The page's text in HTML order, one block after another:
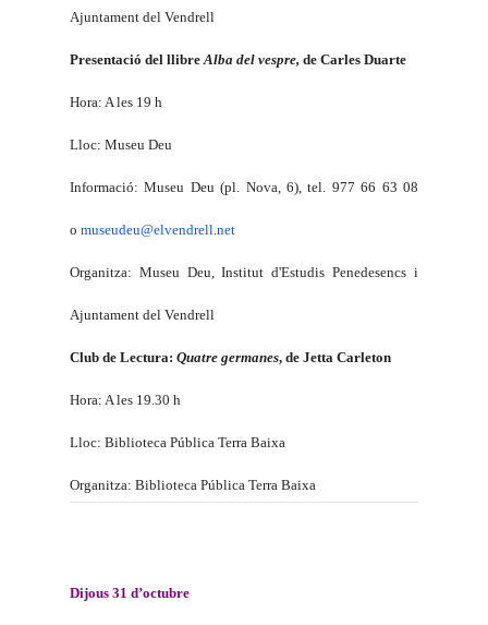
Ajuntament del Vendrell
Presentació del llibre Alba del vespre, de Carles Duarte
Hora: A les 19 h
Lloc: Museu Deu
Informació: Museu Deu (pl. Nova, 6), tel. 977 66 63 08
o museudeu@elvendrell.net
Organitza: Museu Deu, Institut d'Estudis Penedesencs i
Ajuntament del Vendrell
Club de Lectura: Quatre germanes, de Jetta Carleton
Hora: A les 19.30 h
Lloc: Biblioteca Pública Terra Baixa
Organitza: Biblioteca Pública Terra Baixa
Dijous 31 d’octubre